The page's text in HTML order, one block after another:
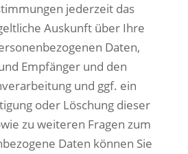
jederzeit das
Auskunft über Ihre
Daten,
Empfänger und den
und ggf. ein
oder Löschung dieser
zu weiteren Fragen zum
Daten können Sie